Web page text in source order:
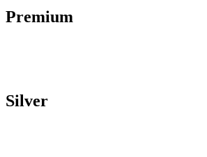
Premium
Silver